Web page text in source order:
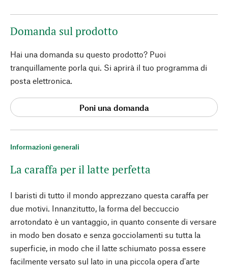
Informazioni generali
La caraffa per il latte perfetta
I baristi di tutto il mondo apprezzano questa caraffa per
due motivi. Innanzitutto, la forma del beccuccio
arrotondato è un vantaggio, in quanto consente di versare
in modo ben dosato e senza gocciolamenti su tutta la
superficie, in modo che il latte schiumato possa essere
facilmente versato sul lato in una piccola opera d'arte
Domanda sul prodotto
Hai una domanda su questo prodotto? Puoi
tranquillamente porla qui. Si aprirà il tuo programma di
posta elettronica.
Poni una domanda